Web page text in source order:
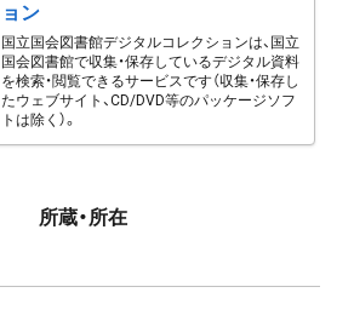
ョン
国立国会図書館デジタルコレクションは、国立
国会図書館で収集・保存しているデジタル資料
を検索・閲覧できるサービスです（収集・保存し
たウェブサイト、CD/DVD等のパッケージソフ
トは除く）。
所蔵・所在